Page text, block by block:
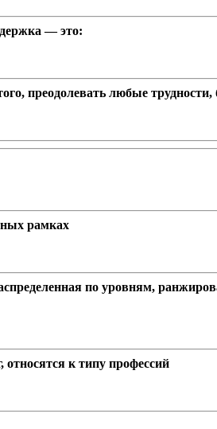
— это:
преодолевать любые
рамках
по уровням,
относятся к типу профессий